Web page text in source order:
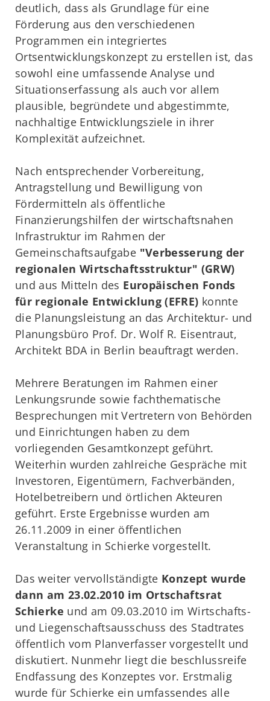
deutlich, dass als Grundlage für eine
Förderung aus den verschiedenen
Programmen ein integriertes
Ortsentwicklungskonzept zu erstellen ist, das
sowohl eine umfassende Analyse und
Situationserfassung als auch vor allem
plausible, begründete und abgestimmte,
nachhaltige Entwicklungsziele in ihrer
Komplexität aufzeichnet.
Nach entsprechender Vorbereitung,
Antragstellung und Bewilligung von
Fördermitteln als öffentliche
Finanzierungshilfen der wirtschaftsnahen
Infrastruktur im Rahmen der
Gemeinschaftsaufgabe "Verbesserung der
regionalen Wirtschaftsstruktur" (GRW)
und aus Mitteln des Europäischen Fonds
für regionale Entwicklung (EFRE) konnte
die Planungsleistung an das Architektur- und
Planungsbüro Prof. Dr. Wolf R. Eisentraut,
Architekt BDA in Berlin beauftragt werden.
Mehrere Beratungen im Rahmen einer
Lenkungsrunde sowie fachthematische
Besprechungen mit Vertretern von Behörden
und Einrichtungen haben zu dem
vorliegenden Gesamtkonzept geführt.
Weiterhin wurden zahlreiche Gespräche mit
Investoren, Eigentümern, Fachverbänden,
Hotelbetreibern und örtlichen Akteuren
geführt. Erste Ergebnisse wurden am
26.11.2009 in einer öffentlichen
Veranstaltung in Schierke vorgestellt.
Das weiter vervollständigte Konzept wurde
dann am 23.02.2010 im Ortschaftsrat
Schierke und am 09.03.2010 im Wirtschafts-
und Liegenschaftsausschuss des Stadtrates
öffentlich vom Planverfasser vorgestellt und
diskutiert. Nunmehr liegt die beschlussreife
Endfassung des Konzeptes vor. Erstmalig
wurde für Schierke ein umfassendes alle